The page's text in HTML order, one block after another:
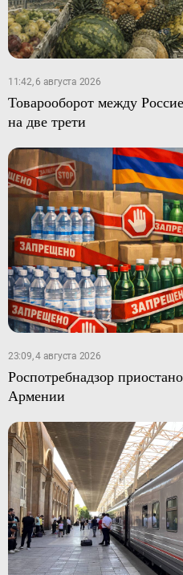
11:42, 6 августа 2026
Товарооборот между
на две трети
23:09, 4 августа 2026
Роспотребнадзор
Армении